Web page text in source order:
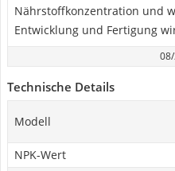
Nährstoffkonzentration und
Entwicklung und Fertigung
Technische Details
Modell
NPK-Wert